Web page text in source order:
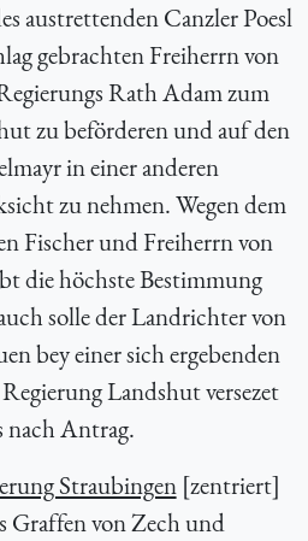
austrettenden Canzler Poesl
gebrachten Freiherrn von
Rath Adam zum
zu beförderen und auf den
in einer anderen
zu nehmen. Wegen dem
Fischer und Freiherrn von
die höchste Bestimmung
solle der Landrichter von
bey einer sich ergebenden
Landshut versezet
nach Antrag.
Straubingen[zentriert]
Graffen von Zech und